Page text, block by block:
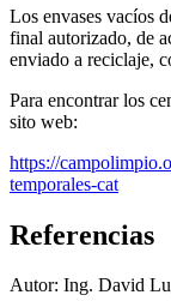
Los envases vacíos
final autorizado, de
enviado a reciclaje,
Para encontrar los
sito web:
https://
temporales-cat
Referencias
Autor: Ing. David